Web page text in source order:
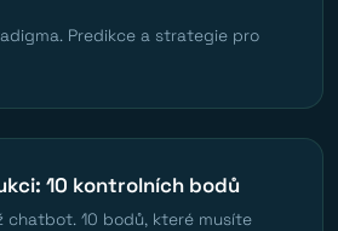
Predikce a strategie pro
10 kontrolních bodů
chatbot. 10 bodů, které musíte